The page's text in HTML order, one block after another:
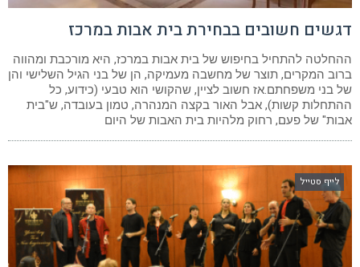
דגשים חשובים בבחירת בית אבות במרכז
ההחלטה להתחיל בחיפוש של בית אבות במרכז, היא מורכבת ומהווה
ברוב המקרים, תוצר של מחשבה מעמיקה, הן של בני הגיל השלישי והן
של בני משפחתם.אז חשוב לציין, שהקושי הוא טבעי (כידוע, כל
ההתחלות קשות), אבל האור בקצה המנהרה, טמון בעובדה, ש"בית
אבות" של פעם, רחוק מלהיות בית האבות של היום
לייף סטייל